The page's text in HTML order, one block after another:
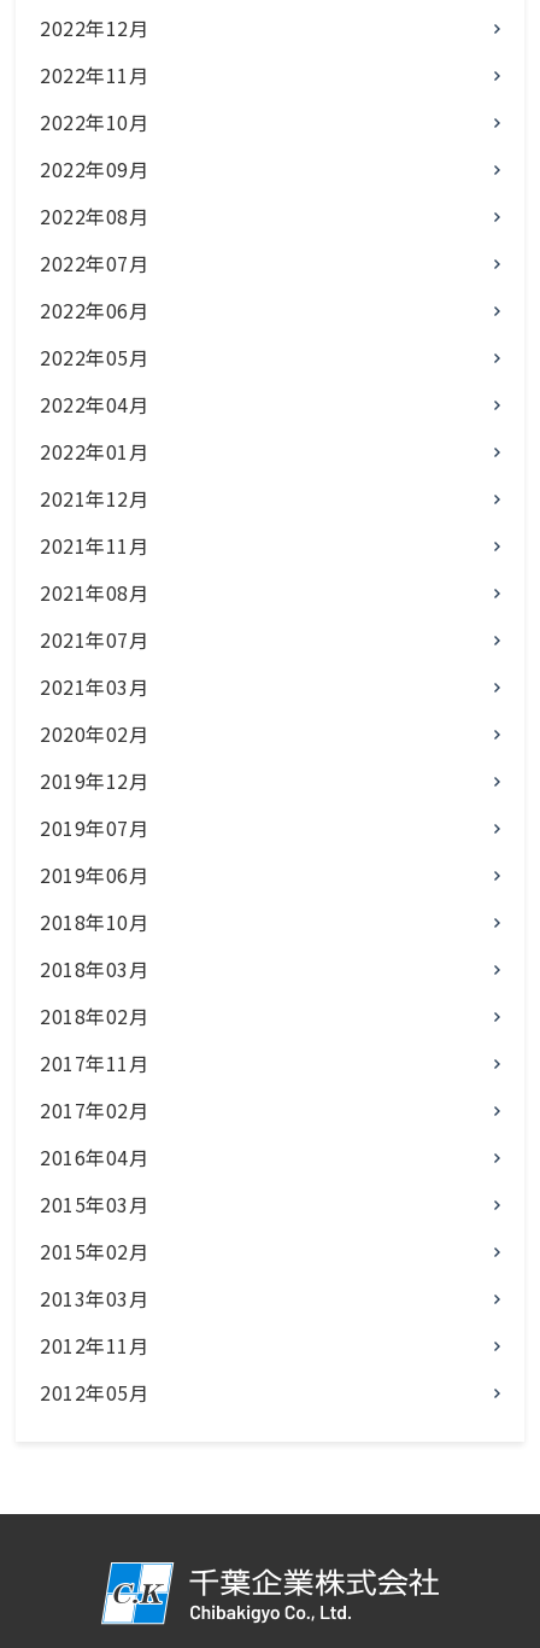
2022年12月
2022年11月
2022年10月
2022年09月
2022年08月
2022年07月
2022年06月
2022年05月
2022年04月
2022年01月
2021年12月
2021年11月
2021年08月
2021年07月
2021年03月
2020年02月
2019年12月
2019年07月
2019年06月
2018年10月
2018年03月
2018年02月
2017年11月
2017年02月
2016年04月
2015年03月
2015年02月
2013年03月
2012年11月
2012年05月